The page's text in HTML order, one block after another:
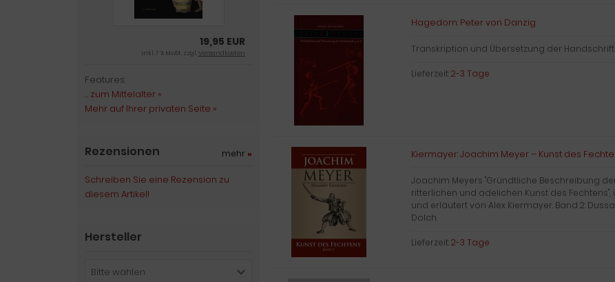
Hagedorn: Peter von Danzig
Transkription und Übersetzung der Handschrift
Lieferzeit:2-3 Tage
Kiermayer: Joachim Meyer – Kunst des
Joachim Meyers "Gründtliche Beschreibung
ritterlichen und adelichen Kunst des Fechtens",
und erläutert von Alex Kiermayer. Band 2:
Dolch.
Lieferzeit:2-3 Tage
19,95 EUR
inkl. 7 % MwSt. zzgl.Versandkosten
Features:
… zum Mittelalter »
Mehr auf Ihrer privaten Seite »
Rezensionen mehr »
Schreiben Sie eine Rezension zu
diesem Artikel!
Hersteller
Bitte wählen